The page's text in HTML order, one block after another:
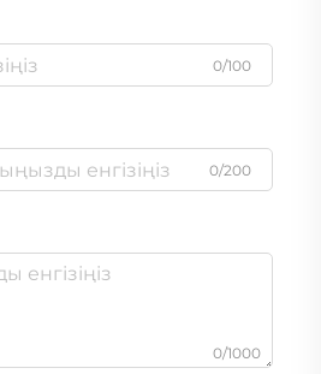
0/100
0/200
0/1000